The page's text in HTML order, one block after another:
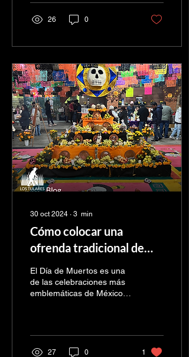
que...
26 0
30 oct 2024 ∙ 3 min
Cómo colocar una
ofrenda tradicional de
Día de Muertos
El Día de Muertos es una
de las celebraciones más
emblemáticas de México.
27 0 1